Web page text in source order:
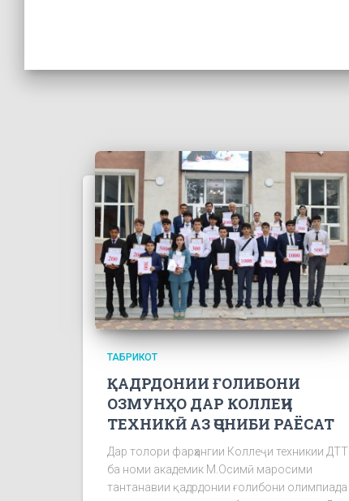
ТАБРИКОТ
ҚАДРДОНИИ ҒОЛИБОНИ
ОЗМУНҲО ДАР КОЛЛЕҶИ
ТЕХНИКӢ АЗ ҶОНИБИ РАЁСАТ
Дар толори фарҳангии Коллеҷи техникии ДТТ
ба номи академик М.Осимӣ маросими
тантанавии қадрдонии ғолибони олимпиада